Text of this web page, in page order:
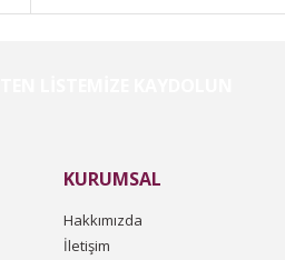
KURUMSAL
Hakkımızda
İletişim